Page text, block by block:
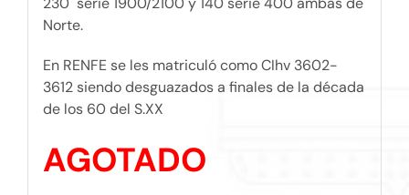
Norte.
En RENFE se les matriculó como CIhv 3602-
3612 siendo desguazados a finales de la década
de los 60 del S.XX
AGOTADO